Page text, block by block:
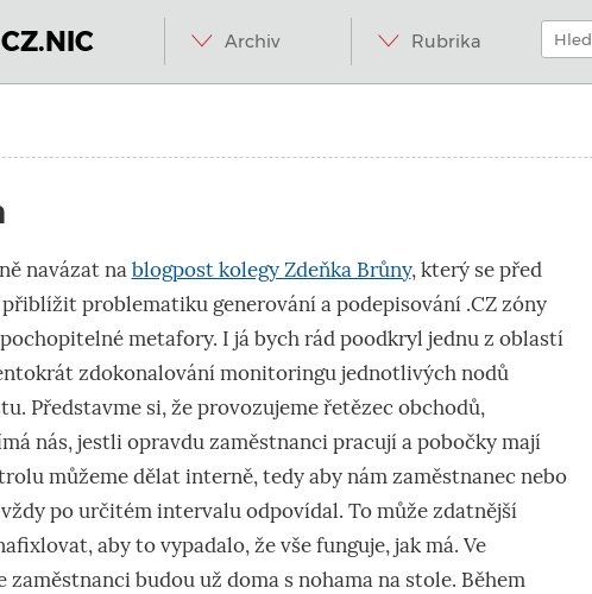
CZ.NIC
obsah
Archiv Rubrika
Hledat:
navázat nablogpost kolegy Zdeňka Brůny, který se před
problematiku generování a podepisování .CZ zóny
metafory. I já bych rád poodkryl jednu z oblastí
zdokonalování monitoringu jednotlivých nodů
Představme si, že provozujeme řetězec obchodů,
nás, jestli opravdu zaměstnanci pracují a pobočky mají
můžeme dělat interně, tedy aby nám zaměstnanec nebo
po určitém intervalu odpovídal. To může zdatnější
aby to vypadalo, že vše funguje, jak má. Ve
zaměstnanci budou už doma s nohama na stole. Během